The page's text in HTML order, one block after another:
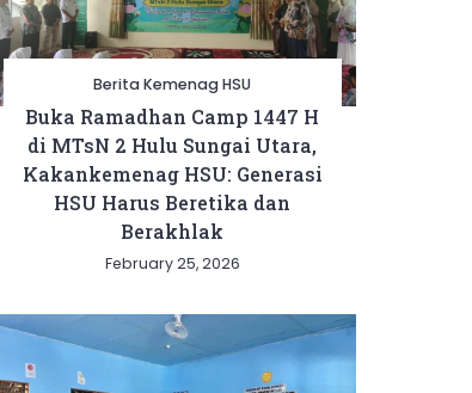
Berita Kemenag HSU
Buka Ramadhan Camp 1447 H
di MTsN 2 Hulu Sungai Utara,
Kakankemenag HSU: Generasi
HSU Harus Beretika dan
Berakhlak
February 25, 2026